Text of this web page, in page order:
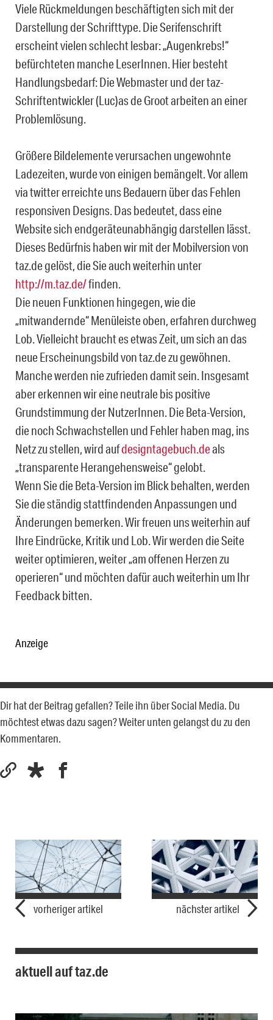
Viele Rückmeldungen beschäftigten sich mit der
Darstellung der Schrifttype. Die Serifenschrift
erscheint vielen schlecht lesbar: „Augenkrebs!“
befürchteten manche LeserInnen. Hier besteht
Handlungsbedarf: Die Webmaster und der taz-
Schriftentwickler (Luc)as de Groot arbeiten an einer
Problemlösung.
Größere Bildelemente verursachen ungewohnte
Ladezeiten, wurde von einigen bemängelt. Vor allem
via twitter erreichte uns Bedauern über das Fehlen
responsiven Designs. Das bedeutet, dass eine
Website sich endgeräteunabhängig darstellen lässt.
Dieses Bedürfnis haben wir mit der Mobilversion von
taz.de gelöst, die Sie auch weiterhin unter
http://m.taz.de/finden.
Die neuen Funktionen hingegen, wie die
„mitwandernde“ Menüleiste oben, erfahren durchweg
Lob. Vielleicht braucht es etwas Zeit, um sich an das
neue Erscheinungsbild von taz.de zu gewöhnen.
Manche werden nie zufrieden damit sein. Insgesamt
aber erkennen wir eine neutrale bis positive
Grundstimmung der NutzerInnen. Die Beta-Version,
die noch Schwachstellen und Fehler haben mag, ins
Netz zu stellen, wird aufdesigntagebuch.deals
„transparente Herangehensweise“ gelobt.
Wenn Sie die Beta-Version im Blick behalten, werden
Sie die ständig stattfindenden Anpassungen und
Änderungen bemerken. Wir freuen uns weiterhin auf
Ihre Eindrücke, Kritik und Lob. Wir werden die Seite
weiter optimieren, weiter „am offenen Herzen zu
operieren“ und möchten dafür auch weiterhin um Ihr
Feedback bitten.
Anzeige
Dir hat der Beitrag gefallen? Teile ihn über Social Media. Du
möchtest etwas dazu sagen? Weiter unten gelangst du zu den
Kommentaren.
vorheriger artikel nächster artikel
aktuell auf taz.de